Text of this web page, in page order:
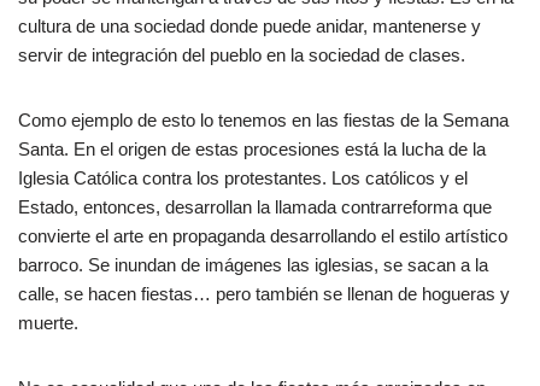
cultura de una sociedad donde puede anidar, mantenerse y
servir de integración del pueblo en la sociedad de clases.
Como ejemplo de esto lo tenemos en las fiestas de la Semana
Santa. En el origen de estas procesiones está la lucha de la
Iglesia Católica contra los protestantes. Los católicos y el
Estado, entonces, desarrollan la llamada contrarreforma que
convierte el arte en propaganda desarrollando el estilo artístico
barroco. Se inundan de imágenes las iglesias, se sacan a la
calle, se hacen fiestas… pero también se llenan de hogueras y
muerte.